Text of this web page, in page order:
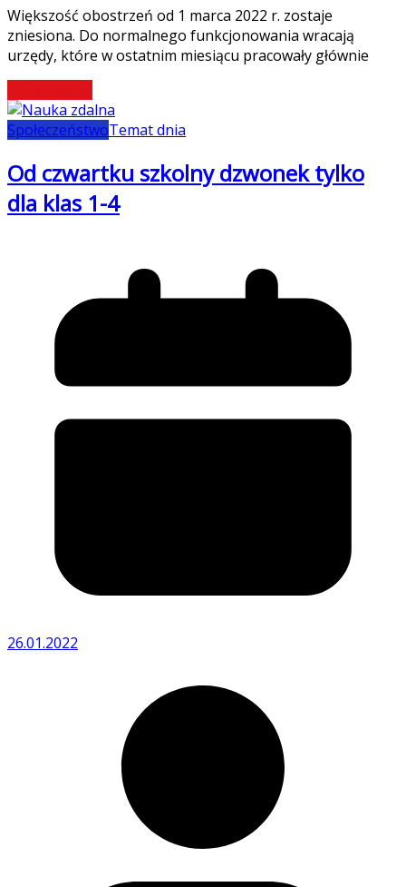
Większość obostrzeń od 1 marca 2022 r. zostaje
zniesiona. Do normalnego funkcjonowania wracają
urzędy, które w ostatnim miesiącu pracowały głównie
SpołeczeństwoTemat dnia
Od czwartku szkolny dzwonek tylko
dla klas 1-4
26.01.2022